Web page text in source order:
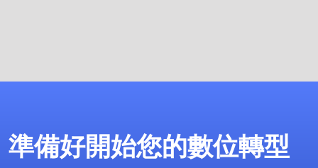
準備好開始您的數位轉型